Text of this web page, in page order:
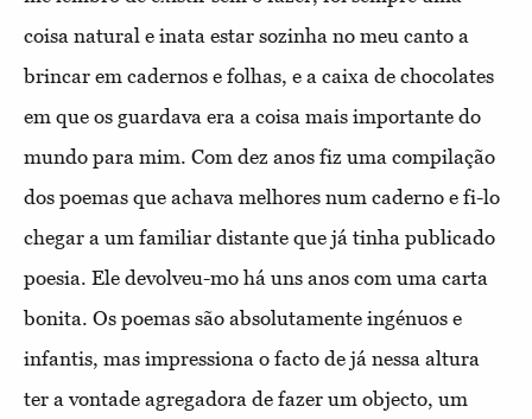
coisa natural e inata estar sozinha no meu canto a
brincar em cadernos e folhas, e a caixa de chocolates
em que os guardava era a coisa mais importante do
mundo para mim. Com dez anos fiz uma compilação
dos poemas que achava melhores num caderno e fi-lo
chegar a um familiar distante que já tinha publicado
poesia. Ele devolveu-mo há uns anos com uma carta
bonita. Os poemas são absolutamente ingénuos e
infantis, mas impressiona o facto de já nessa altura
ter a vontade agregadora de fazer um objecto, um